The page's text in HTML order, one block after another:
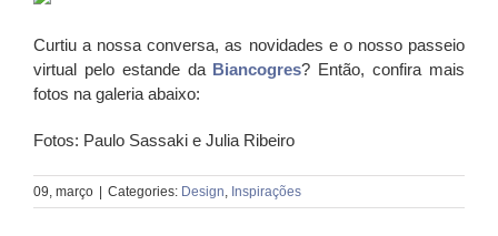
Curtiu a nossa conversa, as novidades e o nosso passeio
virtual pelo estande da Biancogres? Então, confira mais
fotos na galeria abaixo:
Fotos: Paulo Sassaki e Julia Ribeiro
09, março Categories: Design, Inspirações